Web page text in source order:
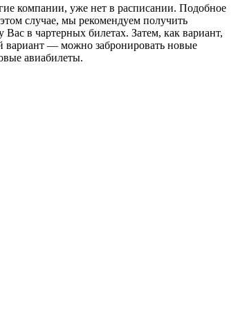
компании, уже нет в расписании. Подобное
случае, мы рекомендуем получить
в чартерных билетах. Затем, как вариант,
вариант — можно забронировать новые
авиабилеты.